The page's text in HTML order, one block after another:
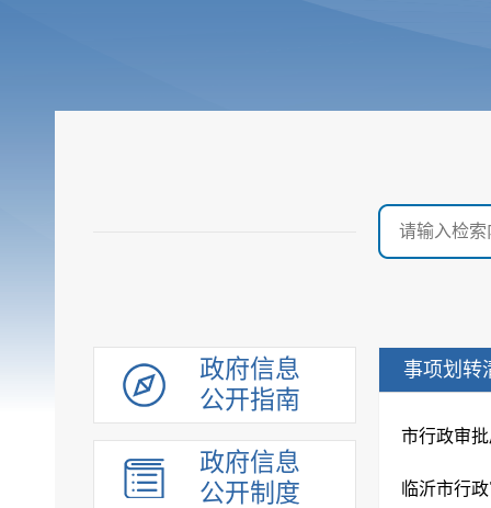
政府信息
公开指南
政府信息
公开制度
事项划转
市行政审
临沂市行